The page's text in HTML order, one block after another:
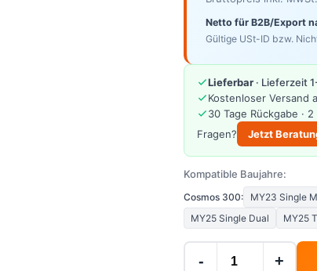
Netto für B2B/Export
Gültige USt-ID bzw.
Lieferbar · Lieferzeit
Kostenloser Versand
30 Tage Rückgabe ·
Fragen?
Jetzt
Kompatible Baujahre:
Cosmos 300: MY23 Single
MY25 Single Dual
MY25
- +